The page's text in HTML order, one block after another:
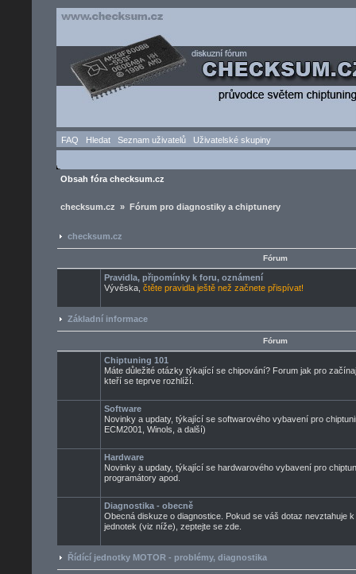
FAQ Hledat Seznam uživatelů Uživatelské skupiny
Obsah fóra checksum.cz
checksum.cz » Fórum pro diagnostiky a chiptunery
checksum.cz
Fórum
Pravidla, připomínky k foru, oznámení
Vývěska, čtěte pravidla ještě než začnete přispívat!
Základní informace
Fórum
Chiptuning 101
Máte důležité otázky týkající se chipování? Forum jak pro
kteří se teprve rozhlíží.
Software
Novinky a updaty, týkající se softwarového vybavení pro
ECM2001, Winols, a další)
Hardware
Novinky a updaty, týkající se hardwarového vybavení pro
programátory apod.
Diagnostika - obecně
Obecná diskuze o diagnostice. Pokud se váš dotaz nevztahuje
jednotek (viz níže), zeptejte se zde.
Řídící jednotky MOTOR - problémy, diagnostika